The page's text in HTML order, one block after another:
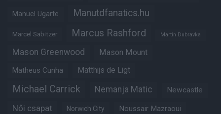
Manuel Ugarte Manutdfanatics.hu
Marcel Sabitzer Marcus Rashford Martin Dubravka
Mason Greenwood Mason Mount
Matheus Cunha Matthijs de Ligt
Michael Carrick Nemanja Matic Newcastle
Női csapat Norwich City Noussair Mazraoui